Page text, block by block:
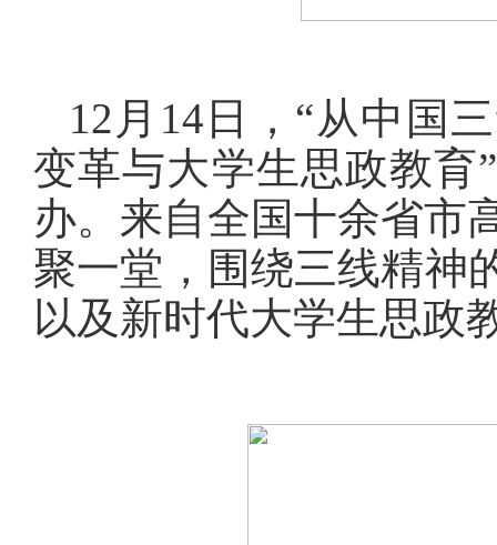
12月14日，“从中国
变革与大学生思政教育
办。来自全国十余省市
聚一堂，围绕三线精神
以及新时代大学生思政